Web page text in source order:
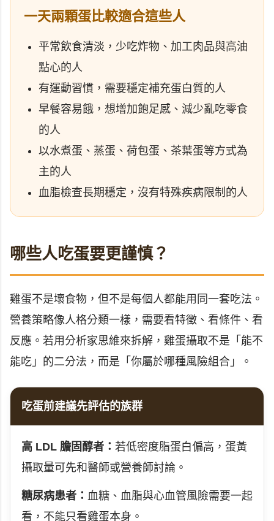
一天兩顆蛋比較適合這些人
平常飲食清淡，少吃炸物、加工肉品與高油
點心的人
有運動習慣，需要穩定補充蛋白質的人
早餐容易餓，想增加飽足感、減少亂吃零食
的人
以水煮蛋、蒸蛋、荷包蛋、茶葉蛋等方式為
主的人
血脂檢查長期穩定，沒有特殊疾病限制的人
哪些人吃蛋要更謹慎？
雞蛋不是壞食物，但不是每個人都能用同一套吃法。
營養策略像人格分類一樣，需要看特徵、看條件、看
反應。若用分析家思維來拆解，雞蛋攝取不是「能不
能吃」的二分法，而是「你屬於哪種風險組合」。
吃蛋前建議先評估的族群
高 LDL 膽固醇者： 若低密度脂蛋白偏高，蛋黃
攝取量可先和醫師或營養師討論。
糖尿病患者： 血糖、血脂與心血管風險需要一起
看，不能只看雞蛋本身。